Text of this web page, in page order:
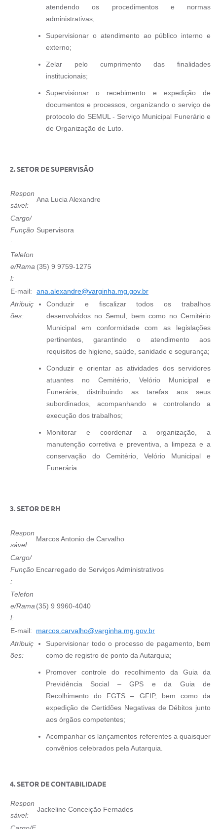
atendendo os procedimentos e normas
administrativas;
Supervisionar o atendimento ao público interno e
externo;
Zelar pelo cumprimento das finalidades
institucionais;
Supervisionar o recebimento e expedição de
documentos e processos, organizando o serviço de
protocolo do SEMUL - Serviço Municipal Funerário e
de Organização de Luto.
2. SETOR DE SUPERVISÃO
Respon
sável:
Ana Lucia Alexandre
Cargo/
Função
:
Supervisora
Telefon
e/Rama
l:
(35) 9 9759-1275
E-mail: ana.alexandre@varginha.mg.gov. br
Atribuiç
ões:
Conduzir e fiscalizar todos os trabalhos
desenvolvidos no Semul, bem como no Cemitério
Municipal em conformidade com as legislações
pertinentes, garantindo o atendimento aos
requisitos de higiene, saúde, sanidade e segurança;
Conduzir e orientar as atividades dos servidores
atuantes no Cemitério, Velório Municipal e
Funerária, distribuindo as tarefas aos seus
subordinados, acompanhando e controlando a
execução dos trabalhos;
Monitorar e coordenar a organização, a
manutenção corretiva e preventiva, a limpeza e a
conservação do Cemitério, Velório Municipal e
Funerária.
3. SETOR DE RH
Respon
sável:
Marcos Antonio de Carvalho
Cargo/
Função
:
Encarregado de Serviços Administrativos
Telefon
e/Rama
l:
(35) 9 9960-4040
E-mail: marcos.carvalho@varginha.mg.gov.br
Atribuiç
ões:
Supervisionar todo o processo de pagamento, bem
como de registro de ponto da Autarquia;
Promover controle do recolhimento da Guia da
Previdência Social – GPS e da Guia de
Recolhimento do FGTS – GFIP, bem como da
expedição de Certidões Negativas de Débitos junto
aos órgãos competentes;
Acompanhar os lançamentos referentes a quaisquer
convênios celebrados pela Autarquia.
4. SETOR DE CONTABILIDADE
Respon
sável:
Jackeline Conceição Fernades